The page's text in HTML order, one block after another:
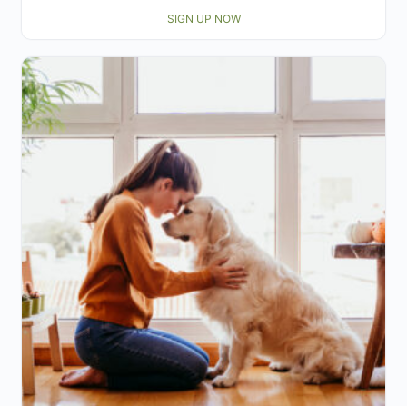
SIGN UP NOW